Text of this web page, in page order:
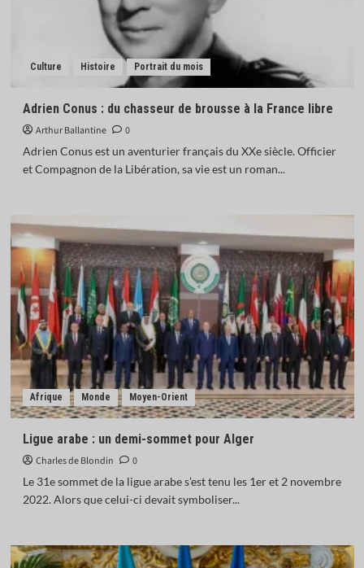
Culture Histoire Portrait du mois
Adrien Conus : du chasseur de brousse à la France libre
Arthur Ballantine
0
Adrien Conus est un aventurier français du XXe siècle. Officier
et Compagnon de la Libération, sa vie est un roman...
Afrique Monde Moyen-Orient
Ligue arabe : un demi-sommet pour Alger
Charles de Blondin
0
Le 31e sommet de la ligue arabe s’est tenu les 1er et 2 novembre
2022. Alors que celui-ci devait symboliser...